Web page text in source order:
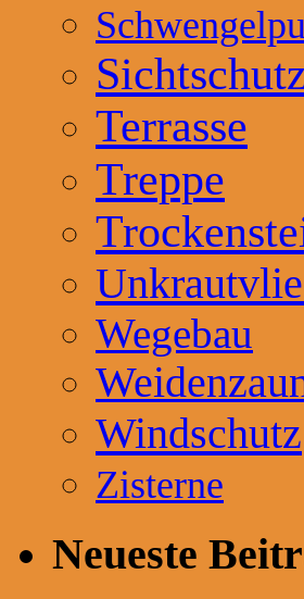
Terrasse
Treppe
Wegebau
Windschutz
Zisterne
Neueste